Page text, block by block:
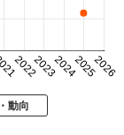
20222023202420252026
動向